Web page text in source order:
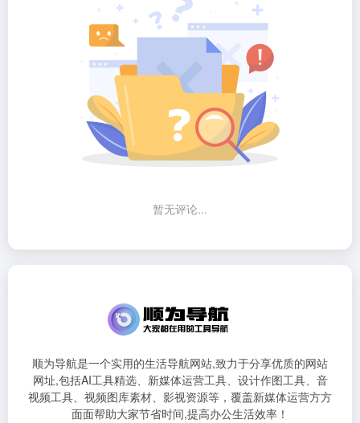
暂无评论...
顺为导航是一个实用的生活导航网站,致力于分享优质的网站
网址,包括AI工具精选、新媒体运营工具、设计作图工具、音
视频工具、视频图库素材、影视资源等，覆盖新媒体运营方方
面面帮助大家节省时间,提高办公生活效率！